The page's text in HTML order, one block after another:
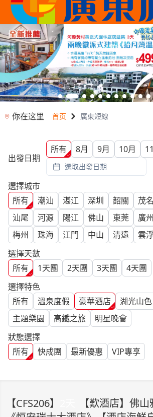
你在这里 首页 廣東短線
出發日期
所有 8月 9月 10月
選取出發日期
選擇城市
所有
潮汕 湛江 深圳 韶關 茂名
汕尾
河源 陽江 佛山 東莞 廣州
梅州
珠海 江門 中山 清遠
雲浮
選擇天數
所有
1天團 2天團 3天團 4天團
選擇特色
所有
溫泉度假 豪華酒店 湖光山色
主題樂園
高鐵之旅
明星晚會
狀態選擇
所有
快成團 最新優惠 VIP專享
【CFS206】
【歎酒店】佛